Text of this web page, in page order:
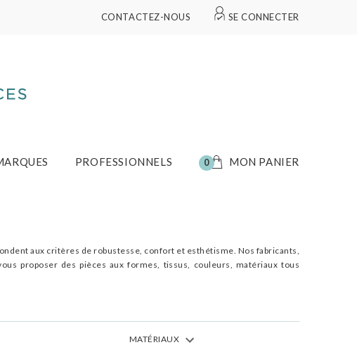
CONTACTEZ-NOUS SE CONNECTER
PROFESSIONNELS 0 MON PANIER
aux critères de robustesse, confort et esthétisme. Nos fabricants,
proposer des pièces aux formes, tissus, couleurs, matériaux tous
MATÉRIAUX